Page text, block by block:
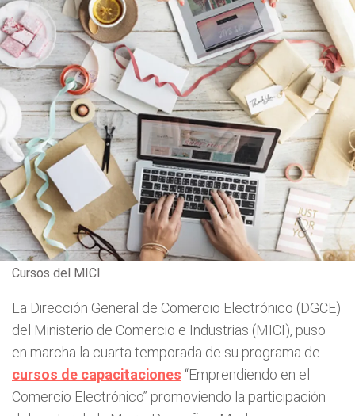
Cursos del MICI
La Dirección General de Comercio Electrónico (DGCE)
del Ministerio de Comercio e Industrias (MICI), puso
en marcha la cuarta temporada de su programa de
cursos de capacitaciones “Emprendiendo en el
Comercio Electrónico” promoviendo la participación